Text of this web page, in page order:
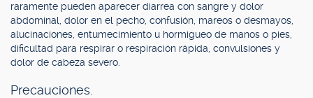
raramente pueden aparecer diarrea con sangre y dolor
abdominal, dolor en el pecho, confusión, mareos o desmayos,
alucinaciones, entumecimiento u hormigueo de manos o pies,
dificultad para respirar o respiración rápida, convulsiones y
dolor de cabeza severo.
Precauciones.